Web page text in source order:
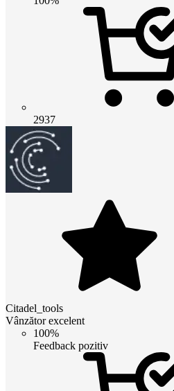
2937
Citadel_tools
Vânzător excelent
100%
Feedback pozitiv